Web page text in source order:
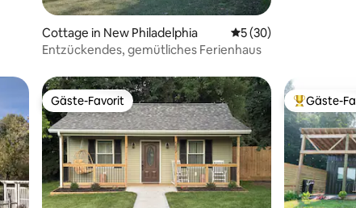
Cottage in New Philadelphia Durchschnittliche
5 (30)
Entzückendes, gemütliches Ferienhaus
Gäste-Favorit
Gäste-Favorit Beliebter
Gäste-